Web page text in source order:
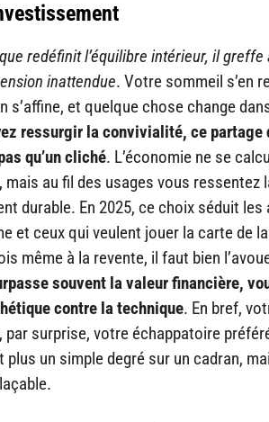
redéfinit l’équilibre intérieur, il greffe
inattendue. Votre sommeil s’en
s’affine, et quelque chose change
ressurgir la convivialité, ce partage
qu’un cliché. L’économie ne se
au fil des usages vous ressentez
durable. En 2025, ce choix séduit
et ceux qui veulent jouer la carte de la
même à la revente, il faut bien
souvent la valeur financière,
contre la technique. En bref,
surprise, votre échappatoire
plus un simple degré sur un cadran,